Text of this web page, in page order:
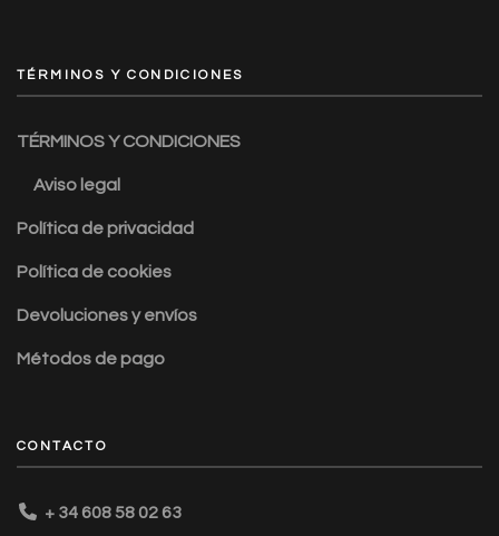
TÉRMINOS Y CONDICIONES
TÉRMINOS Y CONDICIONES
Aviso legal
Política de privacidad
Política de cookies
Devoluciones y envíos
Métodos de pago
CONTACTO
+ 34 608 58 02 63